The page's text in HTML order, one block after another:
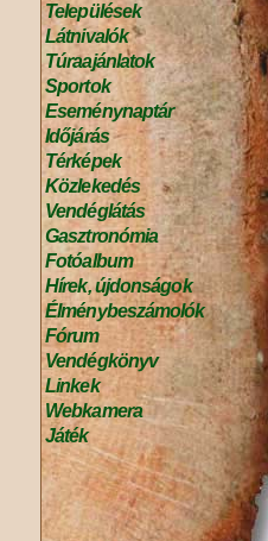
Települések
Látnivalók
Túraajánlatok
Sportok
Eseménynaptár
Időjárás
Térképek
Közlekedés
Vendéglátás
Gasztronómia
Fotóalbum
Hírek, újdonságok
Élménybeszámolók
Fórum
Vendégkönyv
Linkek
Webkamera
Játék